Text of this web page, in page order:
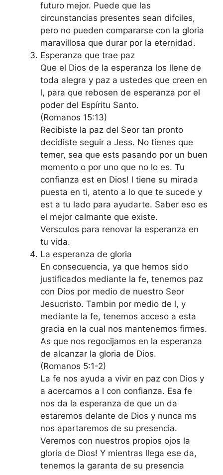
futuro mejor. Puede que las
circunstancias presentes sean difciles,
pero no pueden compararse con la gloria
maravillosa que durar por la eternidad.
Esperanza que trae paz
Que el Dios de la esperanza los llene de
toda alegra y paz a ustedes que creen en
l, para que rebosen de esperanza por el
poder del Espíritu Santo.
(Romanos 15:13)
Recibiste la paz del Seor tan pronto
decidiste seguir a Jess. No tienes que
temer, sea que ests pasando por un buen
momento o por uno que no lo es. Tu
confianza est en Dios! l tiene su mirada
puesta en ti, atento a lo que te sucede y
est a tu lado para ayudarte. Saber eso es
el mejor calmante que existe.
Versculos para renovar la esperanza en
tu vida.
La esperanza de gloria
En consecuencia, ya que hemos sido
justificados mediante la fe, tenemos paz
con Dios por medio de nuestro Seor
Jesucristo. Tambin por medio de l, y
mediante la fe, tenemos acceso a esta
gracia en la cual nos mantenemos firmes.
As que nos regocijamos en la esperanza
de alcanzar la gloria de Dios.
(Romanos 5:1-2)
La fe nos ayuda a vivir en paz con Dios y
a acercarnos a l con confianza. Esa fe
nos da la esperanza de que un da
estaremos delante de Dios y nunca ms
nos apartaremos de su presencia.
Veremos con nuestros propios ojos la
gloria de Dios! Y mientras llega ese da,
tenemos la garanta de su presencia